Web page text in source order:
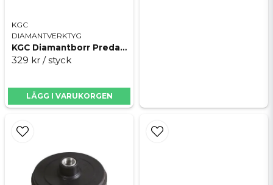
KGC
DIAMANTVERKTYG
KGC Diamantborr Predator M14
329 kr / styck
LÄGG I VARUKORGEN